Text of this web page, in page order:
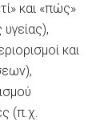
και «πώς»
και
(π.χ.